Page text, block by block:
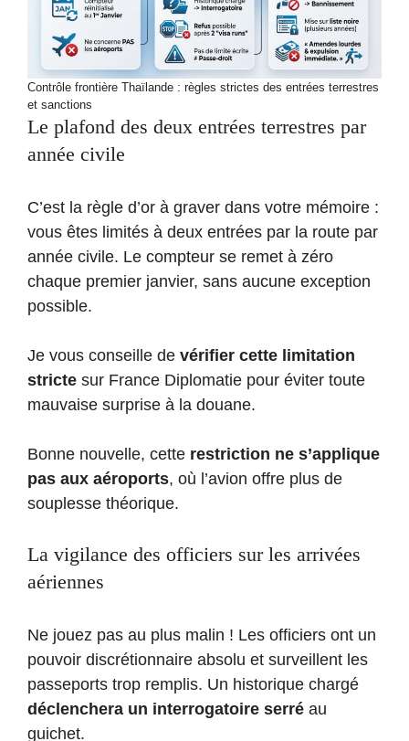
Contrôle frontière Thaïlande : règles strictes des entrées terrestres
et sanctions
Le plafond des deux entrées terrestres par
année civile
C’est la règle d’or à graver dans votre mémoire :
vous êtes limités à deux entrées par la route par
année civile. Le compteur se remet à zéro
chaque premier janvier, sans aucune exception
possible.
Je vous conseille de vérifier cette limitation
stricte sur France Diplomatie pour éviter toute
mauvaise surprise à la douane.
Bonne nouvelle, cette restriction ne s’applique
pas aux aéroports, où l’avion offre plus de
souplesse théorique.
La vigilance des officiers sur les arrivées
aériennes
Ne jouez pas au plus malin ! Les officiers ont un
pouvoir discrétionnaire absolu et surveillent les
passeports trop remplis. Un historique chargé
déclenchera un interrogatoire serré au
guichet.